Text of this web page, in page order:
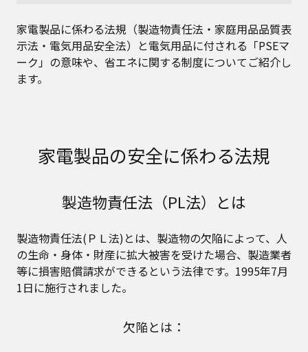
家電製品に係わる法規（製造物責任法・家庭用品品質表
示法・電気用品安全法）と電気用品に付される「PSEマ
ーク」の意味や、省エネに関する制度についてご紹介し
ます。
家電製品の安全に係わる法規
製造物責任法（PL法）とは
製造物責任法(ＰＬ法)とは、製造物の欠陥によって、人
の生命・身体・財産に拡大被害を受けた場合、製造業者
等に損害賠償請求ができるという法律です。1995年7月
1日に施行されました。
欠陥とは：